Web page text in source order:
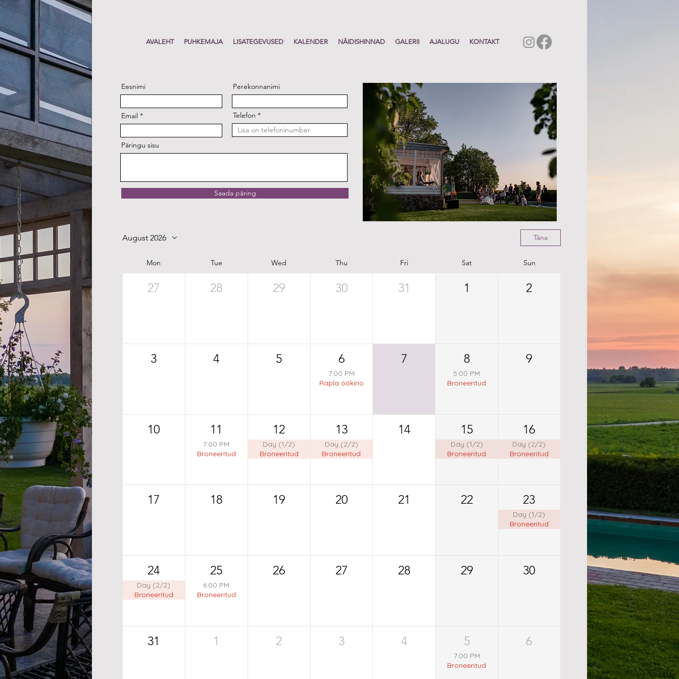
AVALEHT PUHKEMAJA LISATEGEVUSED KALENDER NÄIDISHINNAD GALERII AJALUGU KONTAKT
Eesnimi
Email
Perekonnanimi
Telefon
Päringu sisu
Saada päring
August 2026 Täna
Mon Tue Wed Thu Fri Sat Sun
27 28 29 30 31 1 2
3 4 5 6
7:00 PM
Rapla öökino
7 8
5:00 PM
Broneeritud
9
10 11
7:00 PM
Broneeritud
12
Day (1/2)
Broneeritud
13
Day (2/2)
Broneeritud
14 15
Day (1/2)
Broneeritud
16
Day (2/2)
Broneeritud
17 18 19 20 21 22 23
Day (1/2)
Broneeritud
24
Day (2/2)
Broneeritud
25
6:00 PM
Broneeritud
26 27 28 29 30
31 1 2 3 4 5
7:00 PM
Broneeritud
6